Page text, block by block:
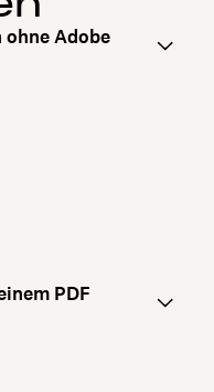
ohne Adobe
PDF